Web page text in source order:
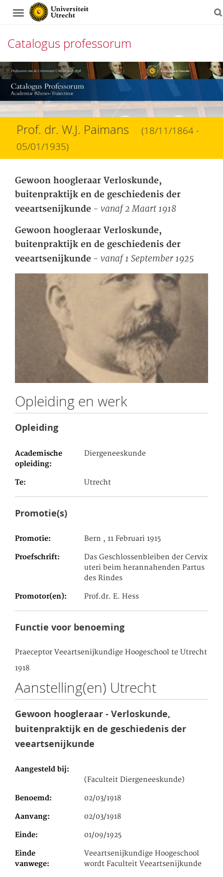
Navigation
Catalogus professorum
Direct
naar
het
inhoud
Prof. dr. W.J. Paimans
(18/11/1864 -
05/01/1935)
Gewoon hoogleraar Verloskunde,
buitenpraktijk en de geschiedenis der
veeartsenijkunde - vanaf 2 Maart 1918
Gewoon hoogleraar Verloskunde,
buitenpraktijk en de geschiedenis der
veeartsenijkunde - vanaf 1 September 1925
Opleiding en werk
Opleiding
Academische
opleiding
Diergeneeskunde
Te Utrecht
Promotie(s)
Promotie Bern , 11 Februari 1915
Proefschrift
Das Geschlossenbleiben der Cervix
uteri beim herannahenden Partus
des Rindes
Promotor(en) Prof.dr. E. Hess
Functie voor benoeming
Praeceptor Veeartsenijkundige Hoogeschool te Utrecht
1918
Aanstelling(en) Utrecht
Gewoon hoogleraar - Verloskunde,
buitenpraktijk en de geschiedenis der
veeartsenijkunde
Aangesteld bij
(Faculteit Diergeneeskunde)
Benoemd 02/03/1918
Aanvang 02/03/1918
Einde 01/09/1925
Einde
vanwege
Veeartsenijkundige Hoogeschool
wordt Faculteit Veeartsenijkunde